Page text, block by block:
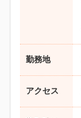
勤務地
アクセス